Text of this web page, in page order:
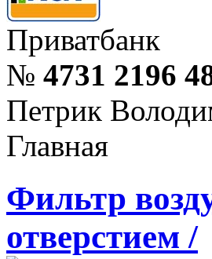
Приватбанк
№ 4731 2196
Петрик
Главная
Фильтр
отверстием /